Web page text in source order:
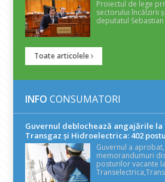
Proiectul de lege
sectorului încălzirii
deputatul
Toate articolele
INFO CONSUMATORI
Guvernul deblochează angajările
Transgaz și Hidroelectrica: 402
Guvernul a
memorandumuri
posturilor vacante la